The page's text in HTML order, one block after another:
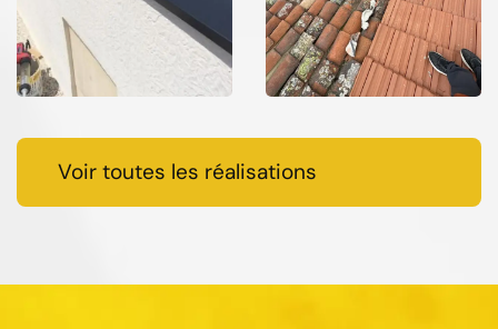
Voir toutes les réalisations